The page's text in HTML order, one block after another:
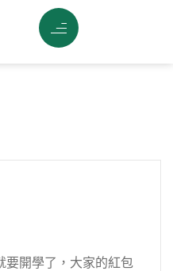
要開學了，大家的紅包